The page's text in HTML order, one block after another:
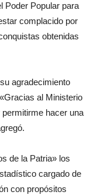
Poder Popular para
complacido por
obtenidas
agradecimiento
al Ministerio
hacer una
de la Patria» los
cargado de
con propósitos